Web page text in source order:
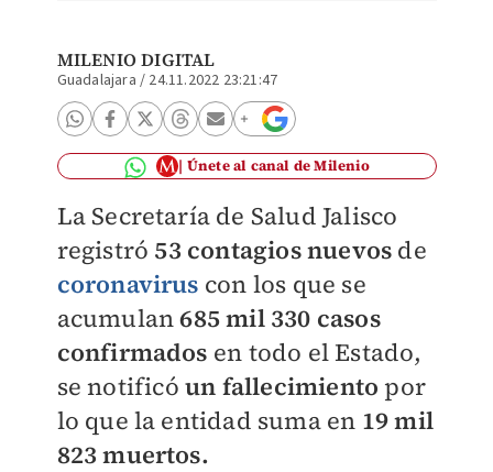
MILENIO DIGITAL
Guadalajara / 24.11.2022 23:21:47
Únete al canal de Milenio
La Secretaría de Salud Jalisco
registró 53 contagios nuevos de
coronavirus con los que se
acumulan685 mil 330 casos
confirmados en todo el Estado,
se notificó un fallecimiento por
lo que la entidad suma en 19 mil
823 muertos.